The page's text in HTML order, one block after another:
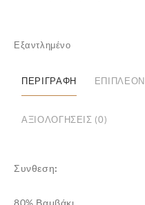
Εξαντλημένο
ΠΕΡΙΓΡΑΦΉ
ΑΞΙΟΛΟΓΉΣΕΙΣ (0)
Συνθεση:
80% Βαμβάκι